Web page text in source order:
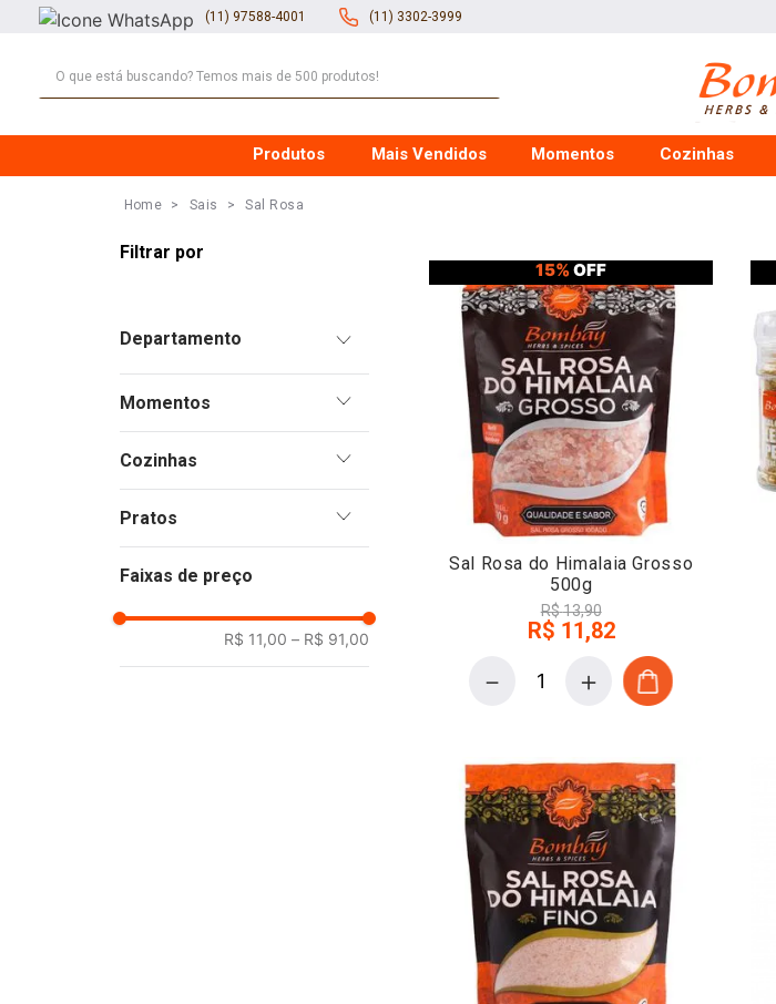
(11) 97588-4001 (11) 3302-3999
Produtos Mais Vendidos Momentos Cozinhas
Sais Sal Rosa
Moedores
Cozinhas
Indiana
Oriente Médio
Mediterrânea
Momentos
Pratos
Carne Bovina
Faixas de preço
R$ 11,00 – R$ 91,00
15%OFF
Sal Rosa do Himalaia Grosso
500g
R$13,90
R$ 11,82
＋
－